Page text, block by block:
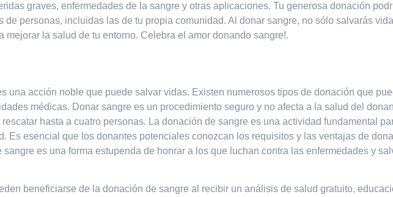
graves, enfermedades de la sangre y otras aplicaciones. Tu generosa donación
de personas, incluidas las de tu propia comunidad. Al donar sangre, no sólo salvarás
mejorar la salud de tu entorno. Celebra el amor donando sangre!.
una acción noble que puede salvar vidas. Existen numerosos tipos de donación que
médicas. Donar sangre es un procedimiento seguro y no afecta a la salud del
hasta a cuatro personas. La donación de sangre es una actividad fundamental
Es esencial que los donantes potenciales conozcan los requisitos y las ventajas de
sangre es una forma estupenda de honrar a los que luchan contra las enfermedades y
beneficiarse de la donación de sangre al recibir un análisis de salud gratuito,